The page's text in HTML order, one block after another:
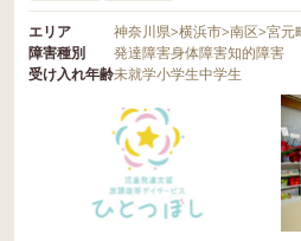
エリア 神奈川県>横浜市>南区>宮元
障害種別
発達障害身体障害知的障害
受け入れ年齢未就学小学生中学生